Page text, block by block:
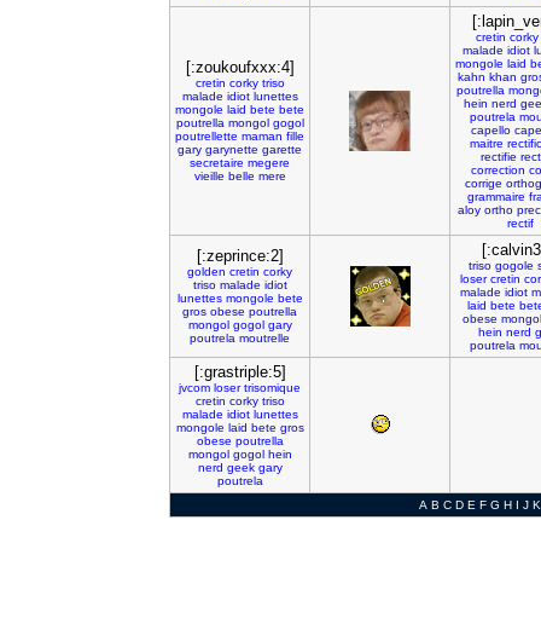
[:zoukoufxxx:4]
cretin corky triso
malade idiot lunettes
mongole laid bete bete
poutrella mongol gogol
poutrellette maman fille
gary garynette garette
secretaire megere
vieille belle mere
cretin corky
malade idiot
mongole laid
kahn khan
poutrella
hein nerd
poutrela
capello
maitre
rectifie
correction
corrige
grammaire
aloy ortho
rectif
[:zeprince:2]
golden cretin corky
triso malade idiot
lunettes mongole bete
gros obese poutrella
mongol gogol gary
poutrela moutrelle
triso gogole
loser cretin
malade idiot
laid bete
obese mongol
hein nerd
poutrela
[:grastriple:5]
jvcom loser trisomique
cretin corky triso
malade idiot lunettes
mongole laid bete gros
obese poutrella
mongol gogol hein
nerd geek gary
poutrela
A B C D E F G H I J K